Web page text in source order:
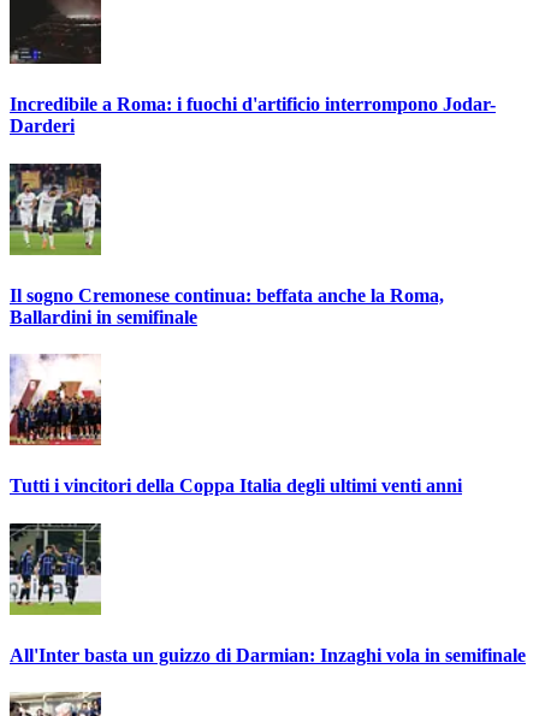
Incredibile a Roma: i fuochi d'artificio interrompono Jodar-
Darderi
Il sogno Cremonese continua: beffata anche la Roma,
Ballardini in semifinale
Tutti i vincitori della Coppa Italia degli ultimi venti anni
All'Inter basta un guizzo di Darmian: Inzaghi vola in semifinale